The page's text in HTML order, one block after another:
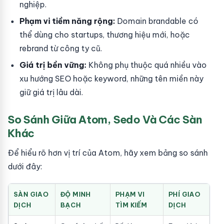
nghiệp.
Phạm vi tiềm năng rộng: Domain brandable có
thể dùng cho startups, thương hiệu mới, hoặc
rebrand từ công ty cũ.
Giá trị bền vững: Không phụ thuộc quá nhiều vào
xu hướng SEO hoặc keyword, những tên miền này
giữ giá trị lâu dài.
So Sánh Giữa Atom, Sedo Và Các Sàn
Khác
Để hiểu rõ hơn vị trí của Atom, hãy xem bảng so sánh
dưới đây:
SÀN GIAO
DỊCH
ĐỘ MINH
BẠCH
PHẠM VI
TÌM KIẾM
PHÍ GIAO
DỊCH